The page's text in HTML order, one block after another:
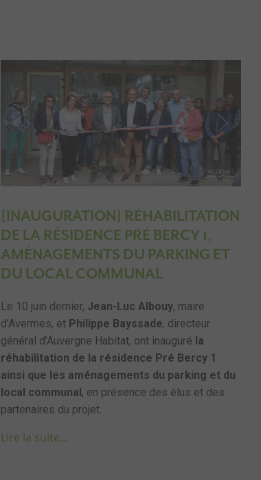
Previous Next
[INAUGURATION] RÉHABILITATION
DE LA RÉSIDENCE PRÉ BERCY 1,
AMÉNAGEMENTS DU PARKING ET
DU LOCAL COMMUNAL
Le 10 juin dernier, Jean-Luc Albouy, maire
d’Avermes, et Philippe Bayssade, directeur
général d’Auvergne Habitat, ont inauguré la
réhabilitation de la résidence Pré Bercy 1
ainsi que les aménagements du parking et du
local communal , en présence des élus et des
partenaires du projet.
Lire la suite...